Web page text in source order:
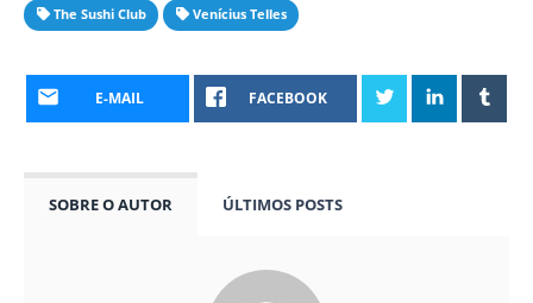
The Sushi Club
Venícius Telles
E-MAIL FACEBOOK
SOBRE O AUTOR ÚLTIMOS POSTS